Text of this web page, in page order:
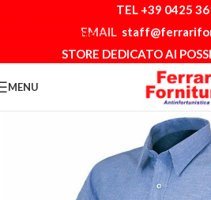
Skip to main content
TEL +39 0425
EMAIL
STORE DEDICATO AI
MENU